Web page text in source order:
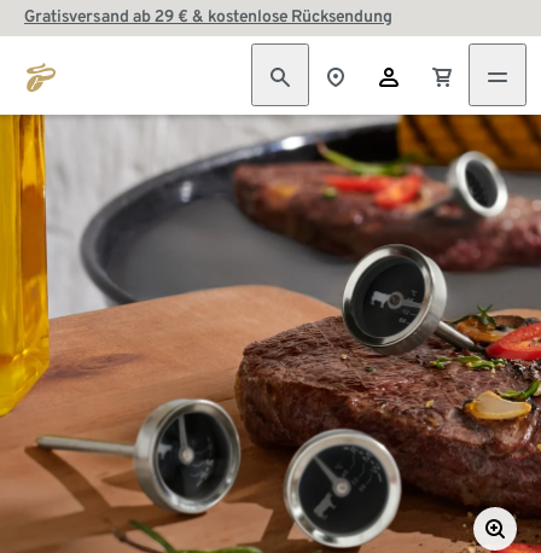
Gratisversand ab 29 € & kostenlose Rücksendung